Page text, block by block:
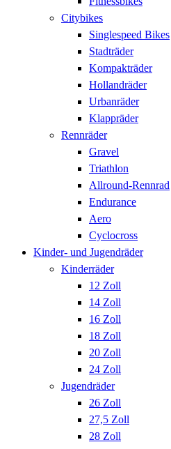
Citybikes
Singlespeed Bikes
Stadträder
Kompakträder
Hollandräder
Urbanräder
Klappräder
Rennräder
Gravel
Triathlon
Allround-Rennrad
Endurance
Aero
Cyclocross
Kinder- und Jugendräder
Kinderräder
12 Zoll
14 Zoll
16 Zoll
18 Zoll
20 Zoll
24 Zoll
Jugendräder
26 Zoll
27,5 Zoll
28 Zoll